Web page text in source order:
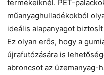
termékeiknél. PET-
műanyaghulladékokból
ideális alapanyagot
Ez olyan erős, hogy a
újrafutózására is
abroncsot az üzemanyag-